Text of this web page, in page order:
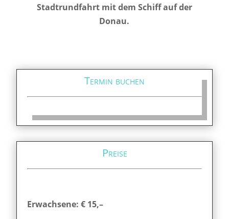
Stadtrundfahrt mit dem Schiff auf der
Donau.
Termin buchen
Preise
Erwachsene: € 15,–